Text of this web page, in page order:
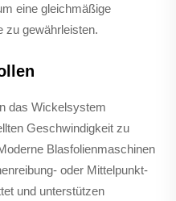
eine gleichmäßige
zu gewährleisten.
das Wickelsystem
Geschwindigkeit zu
Blasfolienmaschinen
oder Mittelpunkt-
und unterstützen